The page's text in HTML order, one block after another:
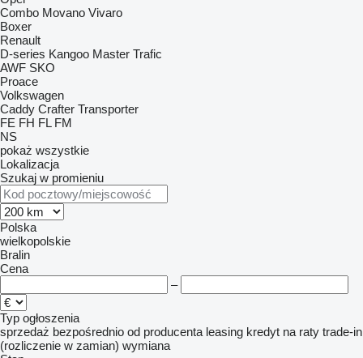
Combo Movano Vivaro
Boxer
Renault
D-series Kangoo Master Trafic
AWF SKO
Proace
Volkswagen
Caddy Crafter Transporter
FE FH FL FM
NS
pokaż wszystkie
Lokalizacja
Szukaj w promieniu
Polska
wielkopolskie
Bralin
Cena
–
Typ ogłoszenia
sprzedaż bezpośrednio od producenta leasing kredyt na raty trade-in
(rozliczenie w zamian) wymiana